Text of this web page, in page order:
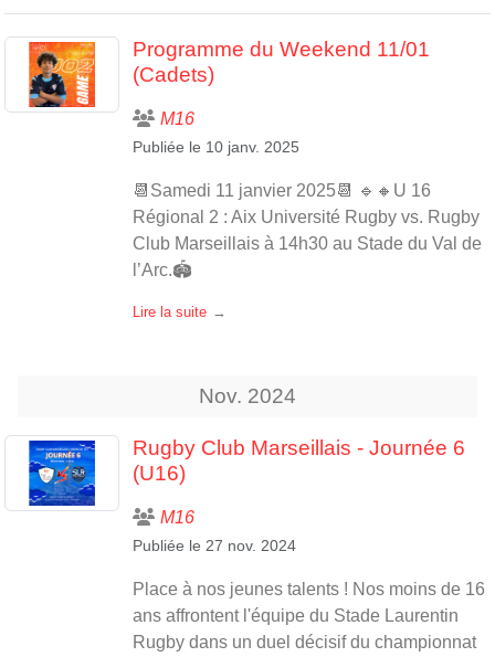
Programme du Weekend 11/01
(Cadets)
M16
Publiée le 10 janv. 2025
📆Samedi 11 janvier 2025📆 🔹🔸U 16
Régional 2 : Aix Université Rugby vs. Rugby
Club Marseillais à 14h30 au Stade du Val de
l’Arc.🏟️
Lire la suite
Nov. 2024
Rugby Club Marseillais - Journée 6
(U16)
M16
Publiée le 27 nov. 2024
Place à nos jeunes talents ! Nos moins de 16
ans affrontent l'équipe du Stade Laurentin
Rugby dans un duel décisif du championnat